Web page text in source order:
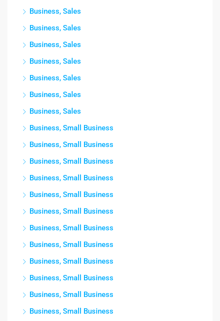
Business, Sales
Business, Sales
Business, Sales
Business, Sales
Business, Sales
Business, Sales
Business, Sales
Business, Small Business
Business, Small Business
Business, Small Business
Business, Small Business
Business, Small Business
Business, Small Business
Business, Small Business
Business, Small Business
Business, Small Business
Business, Small Business
Business, Small Business
Business, Small Business